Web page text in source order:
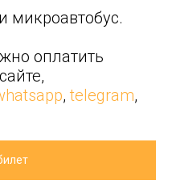
микроавтобус.
оплатить
, telegram,